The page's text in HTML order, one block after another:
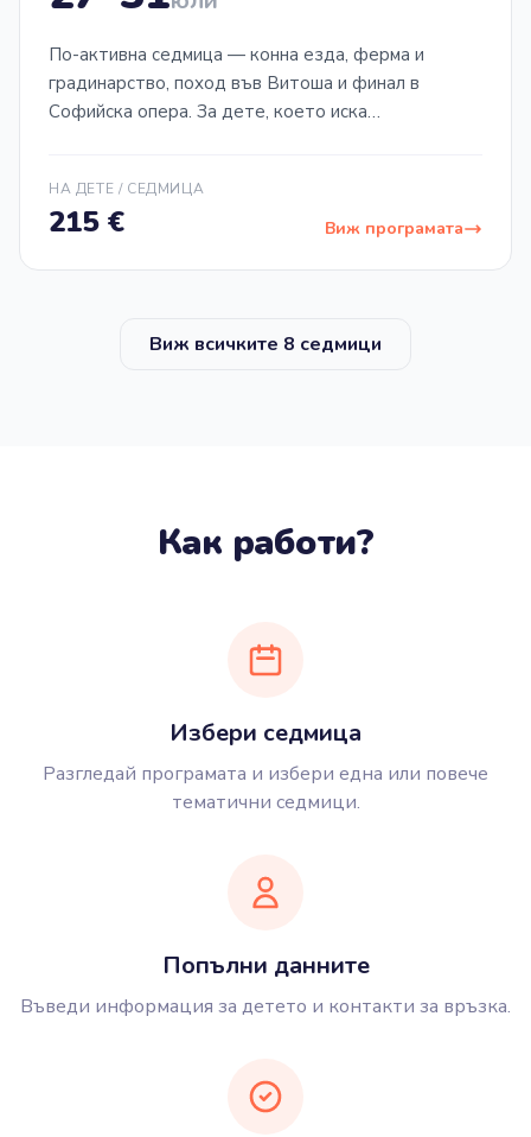
По-активна седмица — конна езда, ферма и
градинарство, поход във Витоша и финал в
Софийска опера. За дете, което иска
НА ДЕТЕ / СЕДМИЦА
215€ Виж програмата
Виж всичките 8 седмици
Как работи?
Избери седмица
Разгледай програмата и избери една или повече
тематични седмици.
Попълни данните
Въведи информация за детето и контакти за връзка.